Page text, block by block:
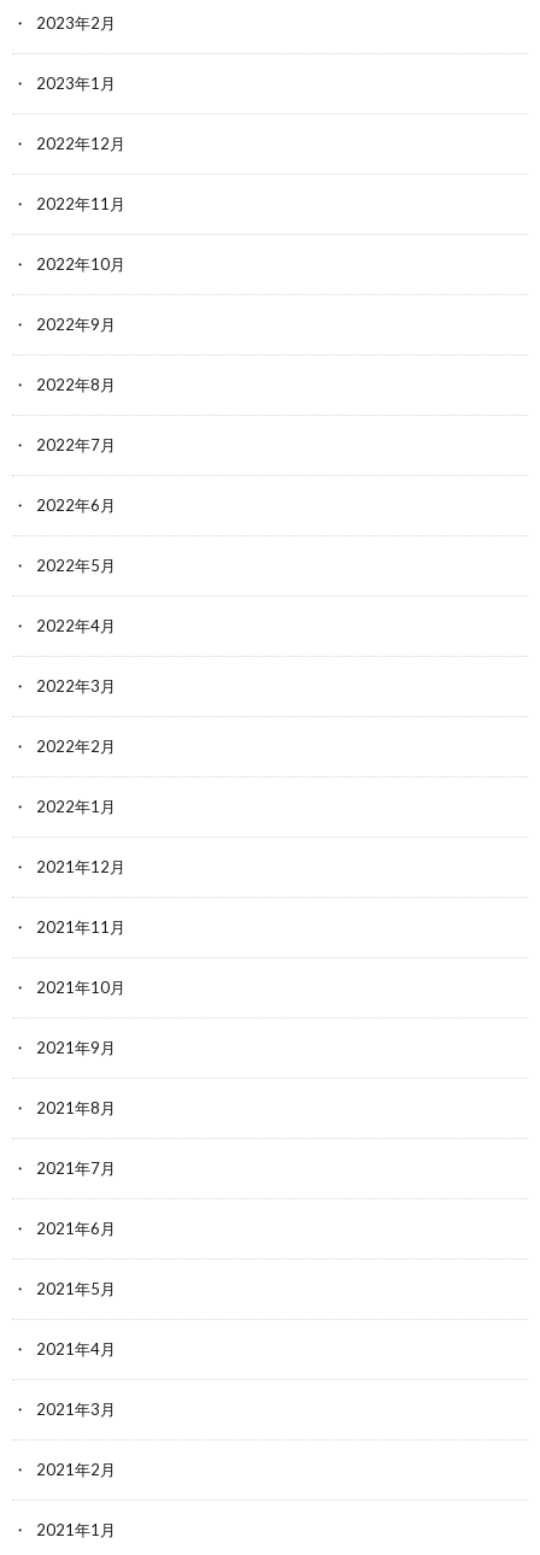
2023年2月
2023年1月
2022年12月
2022年11月
2022年10月
2022年9月
2022年8月
2022年7月
2022年6月
2022年5月
2022年4月
2022年3月
2022年2月
2022年1月
2021年12月
2021年11月
2021年10月
2021年9月
2021年8月
2021年7月
2021年6月
2021年5月
2021年4月
2021年3月
2021年2月
2021年1月